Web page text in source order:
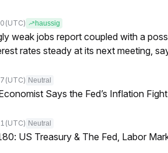
(UTC) haussig
weak jobs report coupled with a
rates steady at its next meeting,
(UTC) Neutral
Says the Fed’s Inflation
(UTC) Neutral
US Treasury & The Fed, Labor